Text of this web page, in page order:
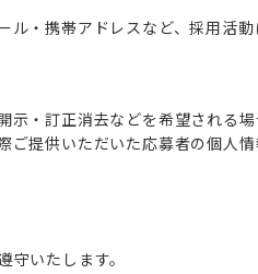
・携帯アドレスなど、採用活動
・訂正消去などを希望される
提供いただいた応募者の個人
いたします。